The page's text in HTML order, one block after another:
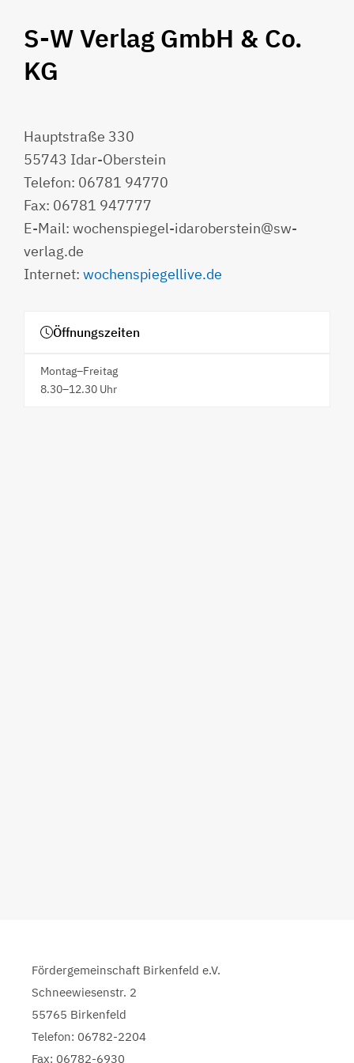
S-W Verlag GmbH & Co.
KG
Hauptstraße 330
55743 Idar-Oberstein
Telefon: 06781 94770
Fax: 06781 947777
E-Mail: wochenspiegel-idaroberstein@sw-
verlag.de
Internet: wochenspiegellive.de
Öffnungszeiten
Montag–Freitag
8.30–12.30 Uhr
Fördergemeinschaft Birkenfeld e.V.
Schneewiesenstr. 2
55765 Birkenfeld
Telefon: 06782-2204
Fax: 06782-6930